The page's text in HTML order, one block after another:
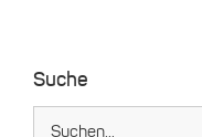
Suche